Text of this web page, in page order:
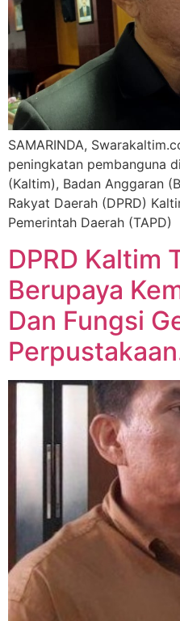
SAMARINDA,
peningkatan pembanguna
(Kaltim), Badan Anggaran
Rakyat Daerah (DPRD)
Pemerintah Daerah (TAPD)
DPRD Kaltim
Berupaya
Dan Fungsi